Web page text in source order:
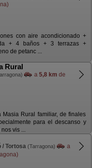
con aire acondicionado +
+ 4 baños + 3 terrazas +
de petanc ...
Rural
a 5,8 km de
Rural familiar, de finales
para el descanso y
vis ...
/ Tortosa (Tarragona)
a